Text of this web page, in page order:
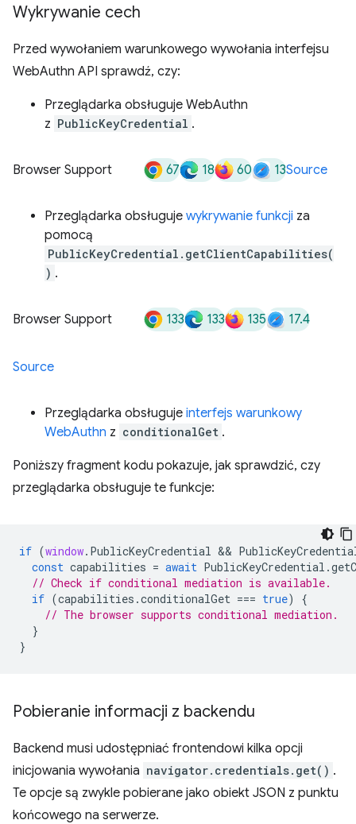
Wykrywanie cech
Przed wywołaniem warunkowego wywołania interfejsu
WebAuthn API sprawdź, czy:
Przeglądarka obsługuje WebAuthn
z PublicKeyCredential .
Browser Support 67 18 60 13Source
Przeglądarka obsługuje wykrywanie funkcji za
pomocą
PublicKeyCredential.getClientCapabilities(
) .
Browser Support 133 133 135 17.4
Source
Przeglądarka obsługuje interfejs warunkowy
WebAuthn z conditionalGet .
Poniższy fragment kodu pokazuje, jak sprawdzić, czy
przeglądarka obsługuje te funkcje:
if (window. PublicKeyCredential &&
const capabilities = await PublicKeyCredential .
// Check if conditional mediation is available.
if (capabilities .conditionalGet === true)
{
// The browser supports conditional mediation.
}
}
Pobieranie informacji z backendu
Backend musi udostępniać frontendowi kilka opcji
inicjowania wywołania navigator.credentials.get() .
Te opcje są zwykle pobierane jako obiekt JSON z punktu
końcowego na serwerze.